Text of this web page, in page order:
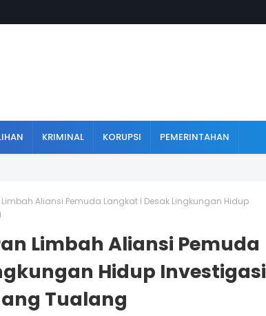
KRIMINAL KORUPSI PEMERINTAHAN
Aliansi Pemuda Langkat l Desak Lingkungan Hidup
Limbah Aliansi Pemuda
Hidup Investigasi
Tualang